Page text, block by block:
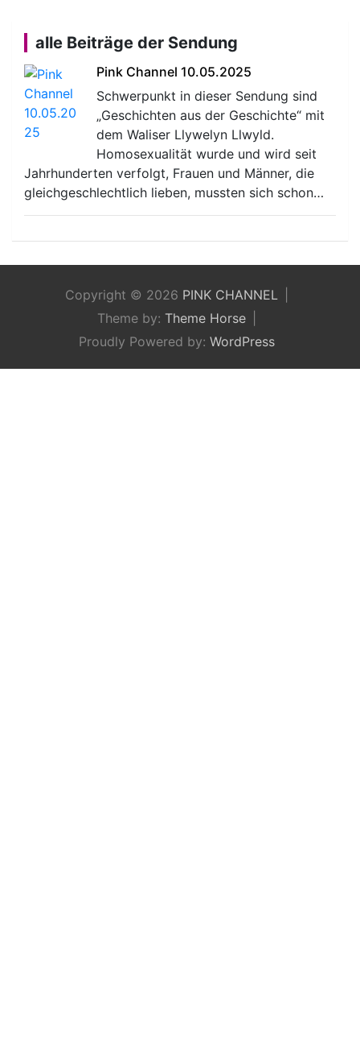
alle Beiträge der Sendung
Pink Channel 10.05.2025
Schwerpunkt in dieser Sendung sind
„Geschichten aus der Geschichte“ mit
dem Waliser Llywelyn Llwyld.
Homosexualität wurde und wird seit
Jahrhunderten verfolgt, Frauen und Männer, die
gleichgeschlechtlich lieben, mussten sich schon…
Copyright © 2026 PINK CHANNEL
Theme by: Theme Horse
Proudly Powered by: WordPress